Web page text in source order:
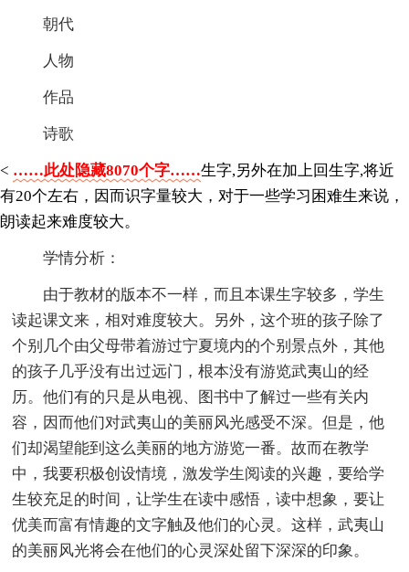
朝代
人物
作品
诗歌
< ……此处隐藏8070个字……生字,另外在加上回生字,将近
有20个左右，因而识字量较大，对于一些学习困难生来说，
朗读起来难度较大。
学情分析：
由于教材的版本不一样，而且本课生字较多，学生
读起课文来，相对难度较大。另外，这个班的孩子除了
个别几个由父母带着游过宁夏境内的个别景点外，其他
的孩子几乎没有出过远门，根本没有游览武夷山的经
历。他们有的只是从电视、图书中了解过一些有关内
容，因而他们对武夷山的美丽风光感受不深。但是，他
们却渴望能到这么美丽的地方游览一番。故而在教学
中，我要积极创设情境，激发学生阅读的兴趣，要给学
生较充足的时间，让学生在读中感悟，读中想象，要让
优美而富有情趣的文字触及他们的心灵。这样，武夷山
的美丽风光将会在他们的心灵深处留下深深的印象。